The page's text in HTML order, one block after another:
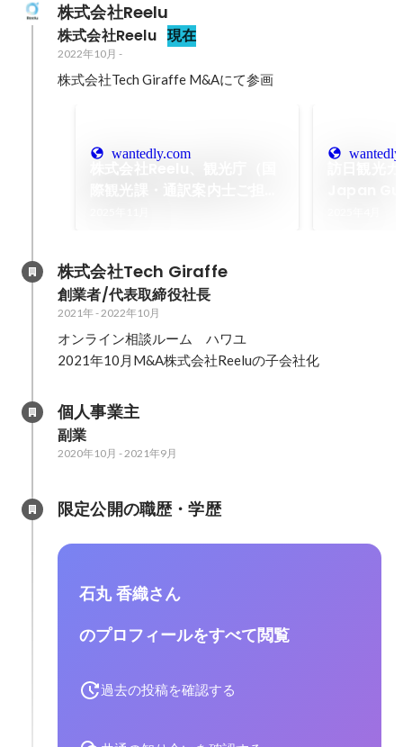
株式会社Reelu
株式会社Reelu 現在
2022年10月 -
株式会社Tech Giraffe M&Aにて参画
wantedly.com
株式会社Tech Giraffe
創業者/代表取締役社長
2021年-2022年10月
オンライン相談ルーム　ハワユ
2021年10月M&A株式会社Reeluの子会社化
個人事業主
副業
2020年10月 -2021年9月
限定公開の職歴・学歴
石丸 香織さん
のプロフィールをすべて閲覧
過去の投稿を確認する